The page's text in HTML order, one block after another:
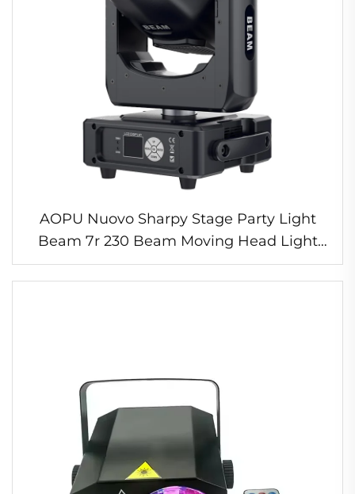
AOPU Nuovo Sharpy Stage Party Light
Beam 7r 230 Beam Moving Head Light
Con Cerchio RGB per Matrimonio Dj Disco
Club